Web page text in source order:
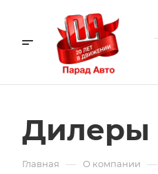
Дилеры
Главная — О компании —